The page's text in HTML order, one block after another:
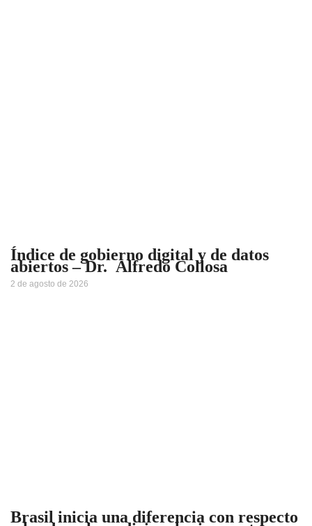
Índice de gobierno digital y de datos
abiertos – Dr. Alfredo Collosa
2 de agosto de 2026
Brasil inicia una diferencia con respecto